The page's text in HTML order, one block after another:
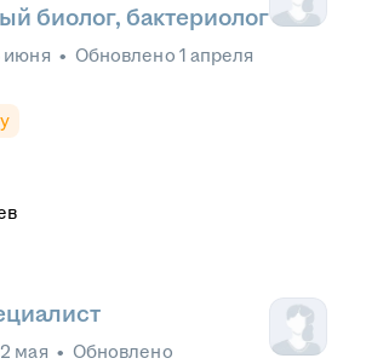
биолог, бактериолог
июня • Обновлено 1 апреля
мая • Обновлено